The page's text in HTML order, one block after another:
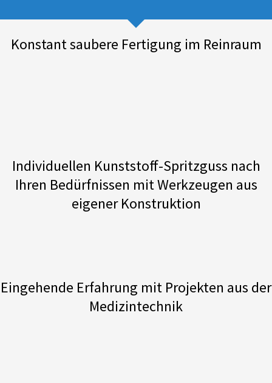
Konstant saubere Fertigung im Reinraum
Individuellen Kunststoff-Spritzguss nach
Ihren Bedürfnissen mit Werkzeugen aus
eigener Konstruktion
Eingehende Erfahrung mit Projekten aus der
Medizintechnik